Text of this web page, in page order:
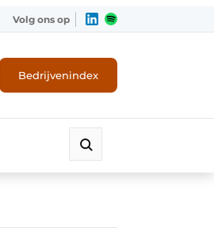
Volg ons op
Bedrijvenindex